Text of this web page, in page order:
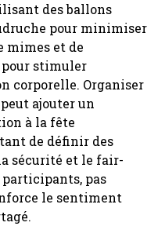
des ballons
pour minimiser
mimes et de
stimuler
corporelle. Organiser
ajouter un
à la fête
de définir des
sécurité et le fair-
participants, pas
le sentiment